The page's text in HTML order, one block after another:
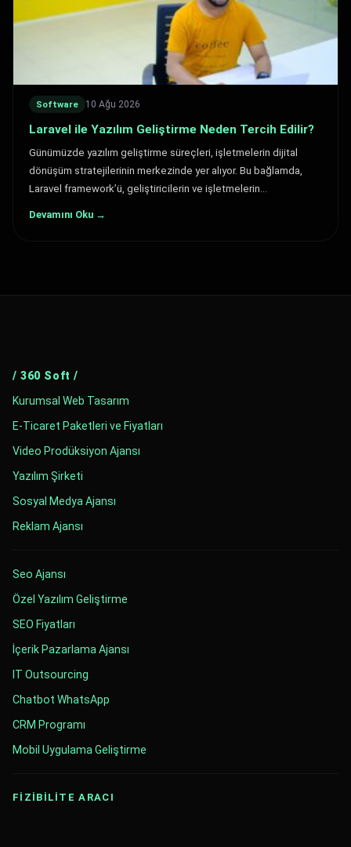
Software 10 Ağu 2026
Laravel ile Yazılım Geliştirme Neden Tercih Edilir?
Günümüzde yazılım geliştirme süreçleri, işletmelerin dijital
dönüşüm stratejilerinin merkezinde yer alıyor. Bu bağlamda,
Laravel framework’ü, geliştiricilerin ve işletmelerin…
Devamını Oku →
/ 360 Soft /
Kurumsal Web Tasarım
E-Ticaret Paketleri ve Fiyatları
Video Prodüksiyon Ajansı
Yazılım Şirketi
Sosyal Medya Ajansı
Reklam Ajansı
Seo Ajansı
Özel Yazılım Geliştirme
SEO Fiyatları
İçerik Pazarlama Ajansı
IT Outsourcing
Chatbot WhatsApp
CRM Programı
Mobil Uygulama Geliştirme
FİZİBİLİTE ARACI